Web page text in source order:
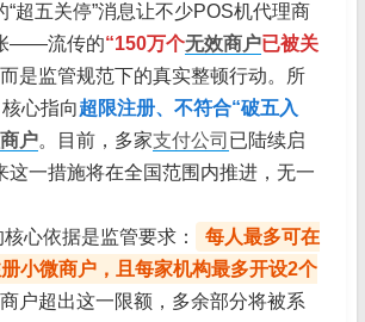
“超五关停”消息让不少POS机代理商
——流传的“150万个无效商户已被关
是监管规范下的真实整顿行动。所
心指向超限注册、不符合“破五入
户。目前，多家支付公司 已陆续启
这一措施将在全国范围内推进，无一
心依据是监管要求：
每人最多可在
小微商户，且每家机构最多开设2个
户超出这一限额，多余部分将被系